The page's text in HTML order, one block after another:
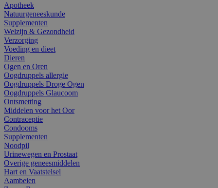
Apotheek
Natuurgeneeskunde
Supplementen
Welzijn & Gezondheid
Verzorging
Voeding en dieet
Dieren
Ogen en Oren
Oogdruppels allergie
Oogdruppels Droge Ogen
Oogdruppels Glaucoom
Ontsmetting
Middelen voor het Oor
Contraceptie
Condooms
Supplementen
Noodpil
Urinewegen en Prostaat
Overige geneesmiddelen
Hart en Vaatstelsel
Aambeien